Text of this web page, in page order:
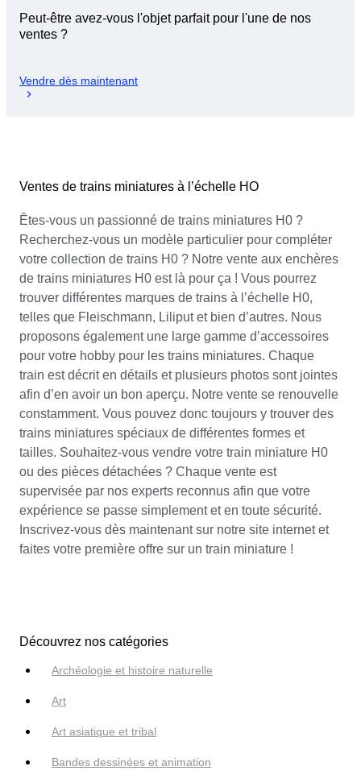
Peut-être avez-vous l'objet parfait pour l'une de nos
ventes ?
Vendre dès maintenant
Ventes de trains miniatures à l’échelle HO
Êtes-vous un passionné de trains miniatures H0 ?
Recherchez-vous un modèle particulier pour compléter
votre collection de trains H0 ? Notre vente aux enchères
de trains miniatures H0 est là pour ça ! Vous pourrez
trouver différentes marques de trains à l’échelle H0,
telles que Fleischmann, Liliput et bien d’autres. Nous
proposons également une large gamme d’accessoires
pour votre hobby pour les trains miniatures. Chaque
train est décrit en détails et plusieurs photos sont jointes
afin d’en avoir un bon aperçu. Notre vente se renouvelle
constamment. Vous pouvez donc toujours y trouver des
trains miniatures spéciaux de différentes formes et
tailles. Souhaitez-vous vendre votre train miniature H0
ou des pièces détachées ? Chaque vente est
supervisée par nos experts reconnus afin que votre
expérience se passe simplement et en toute sécurité.
Inscrivez-vous dès maintenant sur notre site internet et
faites votre première offre sur un train miniature !
Découvrez nos catégories
Archéologie et histoire naturelle
Art
Art asiatique et tribal
Bandes dessinées et animation